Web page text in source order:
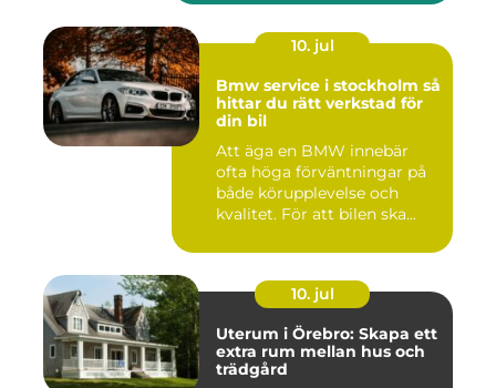
10. jul
Bmw service i stockholm så
hittar du rätt verkstad för
din bil
Att äga en BMW innebär
ofta höga förväntningar på
både körupplevelse och
kvalitet. För att bilen ska...
10. jul
Uterum i Örebro: Skapa ett
extra rum mellan hus och
trädgård